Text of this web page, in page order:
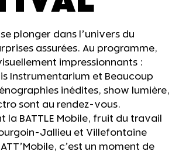
plonger dans l’univers du
assurées. Au programme,
impressionnants :
Instrumentarium et Beaucoup
inédites, show lumière,
sont au rendez-vous.
la BATTLE Mobile, fruit du travail
Jallieu et Villefontaine
c’est un moment de